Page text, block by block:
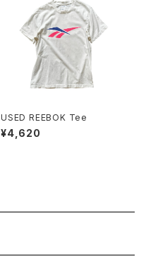
USED REEBOK Tee
¥4,620